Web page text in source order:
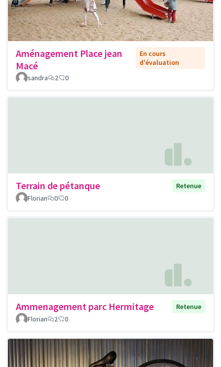
Aménagement Place jean
Macé
En cours
d'évaluation
sandra
2 0
Terrain de pétanque
Retenue
Florian
0 0
Ammenagement parc Hermitage
Retenue
Florian
2 0